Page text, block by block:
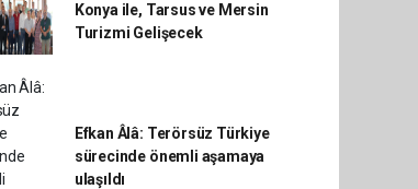
Konya ile, Tarsus ve Mersin
Turizmi Gelişecek
Efkan Âlâ: Terörsüz Türkiye
sürecinde önemli aşamaya
ulaşıldı